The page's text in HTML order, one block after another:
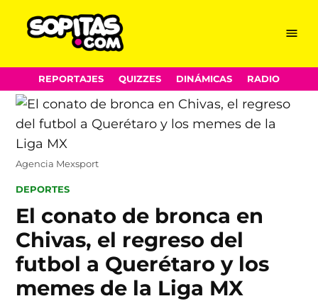
Skip
to
content
Menu
REPORTAJES QUIZZES DINÁMICAS RADIO
Agencia Mexsport
POSTED
DEPORTES
El conato de bronca en
Chivas, el regreso del
futbol a Querétaro y los
memes de la Liga MX